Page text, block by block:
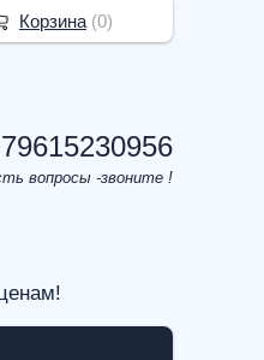
вопросы -звоните !
Корзина (0)